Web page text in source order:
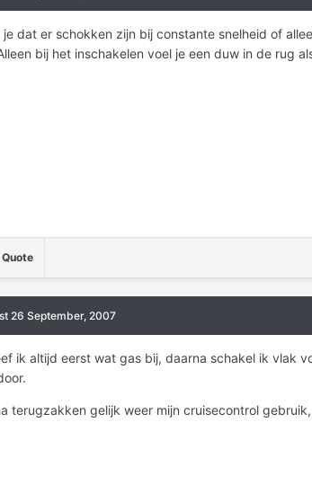
je dat er schokken zijn bij constante snelheid of
bij het inschakelen voel je een duw in de rug
Quote
26 September, 2007
ik altijd eerst wat gas bij, daarna schakel ik vlak
terugzakken gelijk weer mijn cruisecontrol